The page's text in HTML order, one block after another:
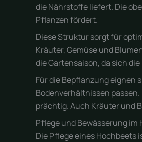
die Nährstoffe liefert. Die
Pflanzen fördert.
Diese Struktur sorgt für
Kräuter, Gemüse und
die Gartensaison, da sich
Für die Bepflanzung eignen
Bodenverhältnissen
prächtig. Auch Kräuter und
Pflege und Bewässerung im
Die Pflege eines Hochbeets